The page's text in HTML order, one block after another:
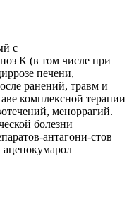
с
К (в том числе при
печени,
ранений, травм и
комплексной терапии
меноррагий.
болезни
антагони-стов